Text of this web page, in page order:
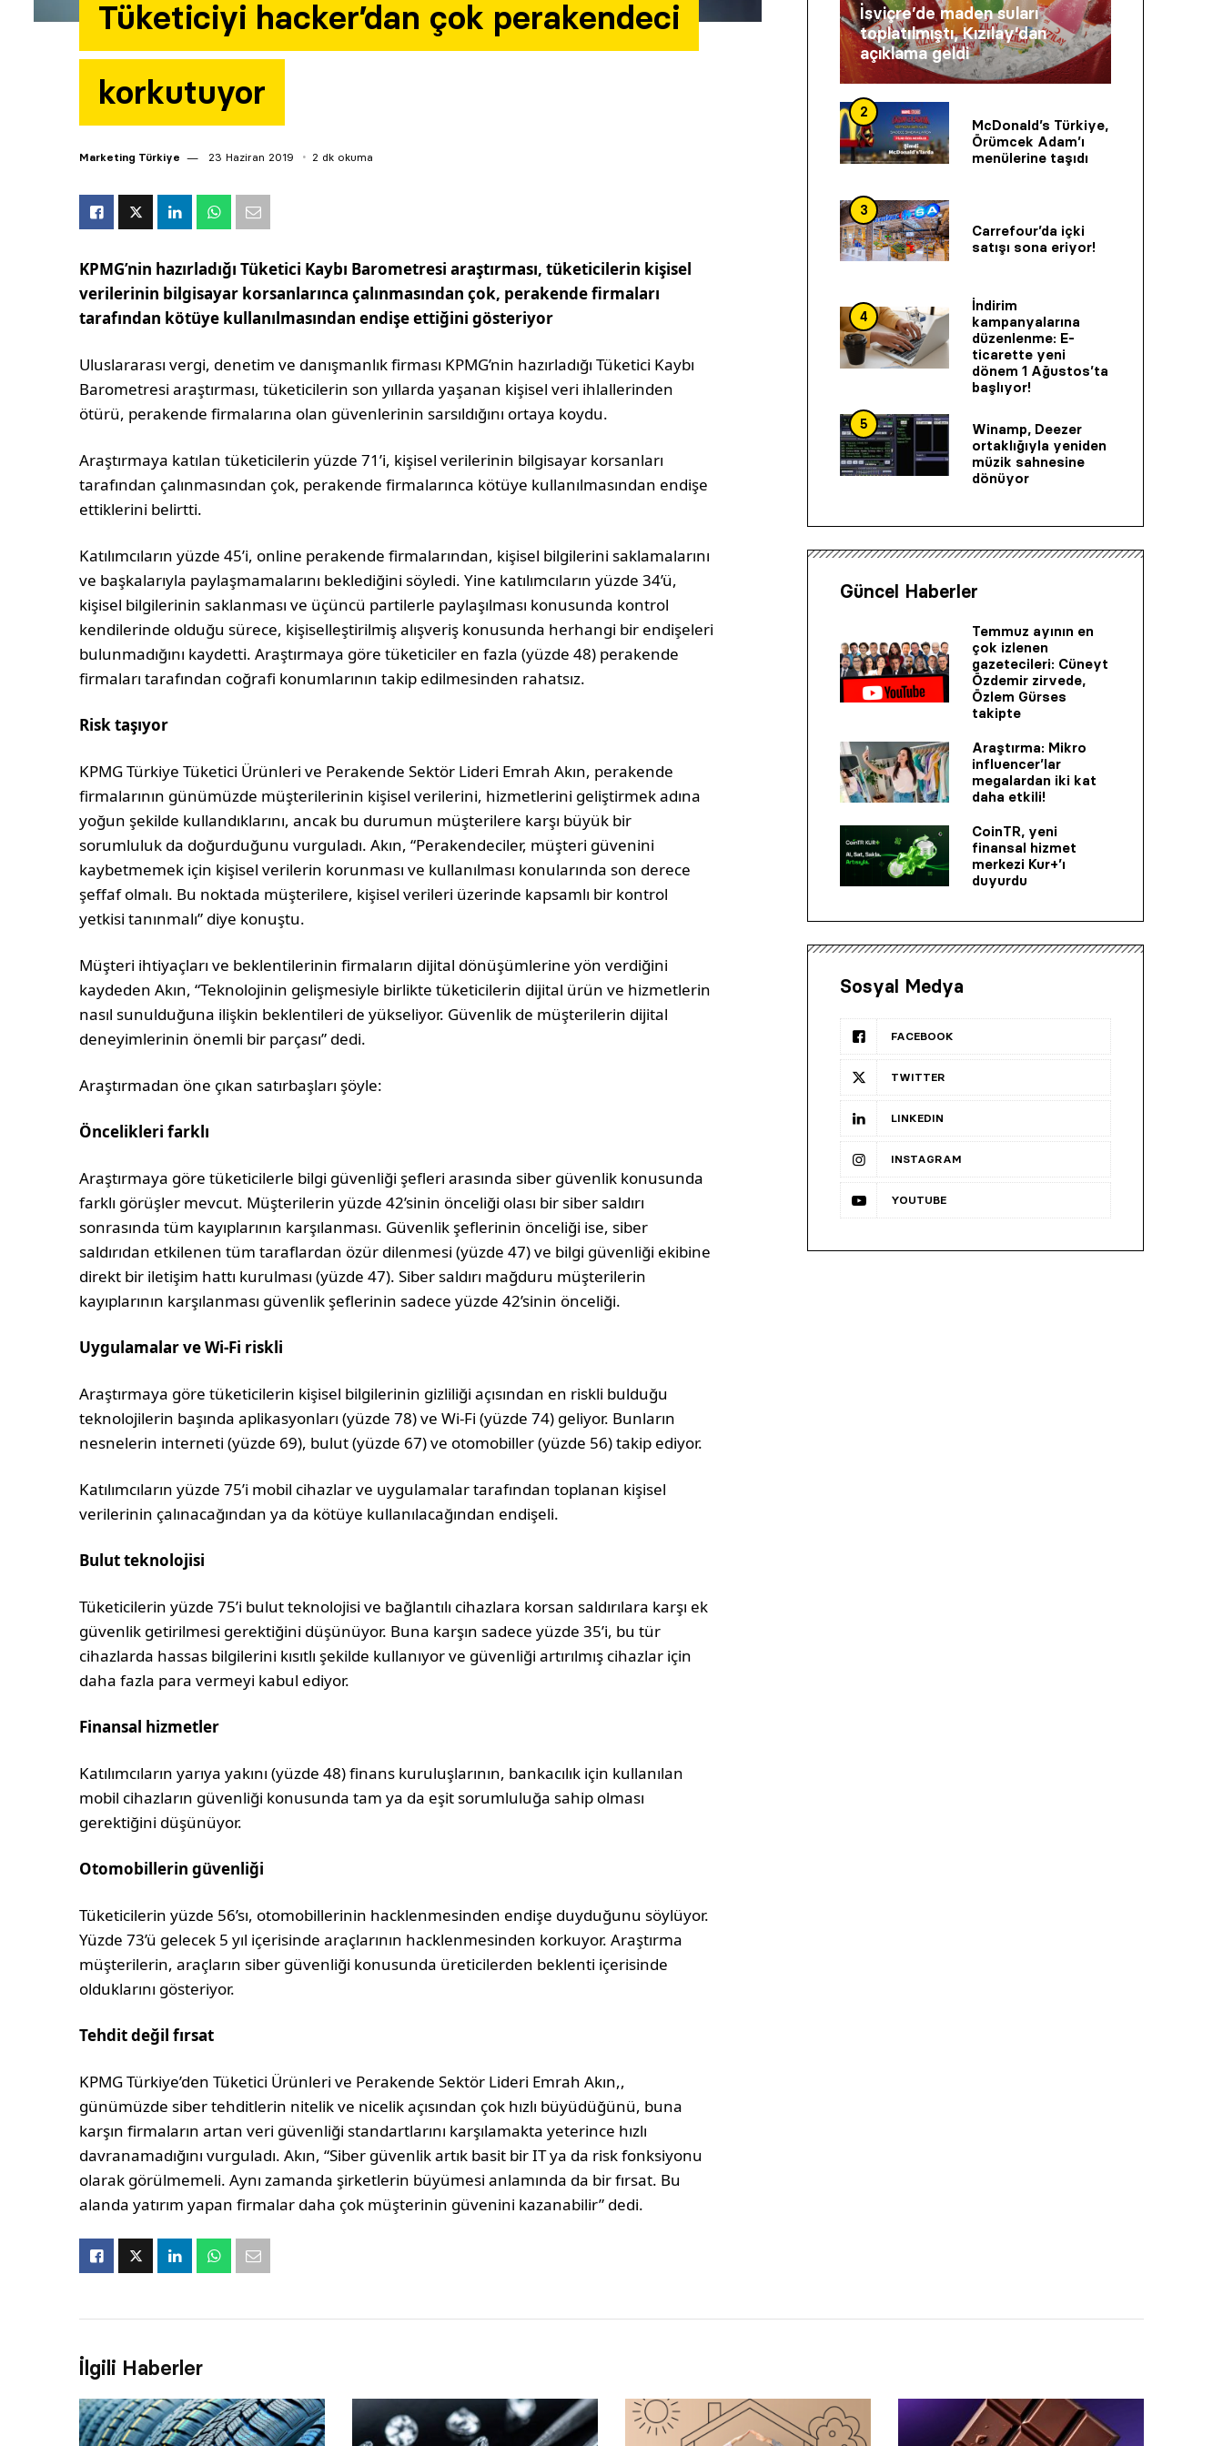
Tüketiciyi hacker’dan çok perakendeci
korkutuyor
Marketing Türkiye 23 Haziran 2019 2 dk okuma
KPMG’nin hazırladığı Tüketici Kaybı Barometresi araştırması, tüketicilerin kişisel
verilerinin bilgisayar korsanlarınca çalınmasından çok, perakende firmaları
tarafından kötüye kullanılmasından endişe ettiğini gösteriyor
Uluslararası vergi, denetim ve danışmanlık firması KPMG’nin hazırladığı Tüketici Kaybı
Barometresi araştırması, tüketicilerin son yıllarda yaşanan kişisel veri ihlallerinden
ötürü, perakende firmalarına olan güvenlerinin sarsıldığını ortaya koydu.
Araştırmaya katılan tüketicilerin yüzde 71’i, kişisel verilerinin bilgisayar korsanları
tarafından çalınmasından çok, perakende firmalarınca kötüye kullanılmasından endişe
ettiklerini belirtti.
Katılımcıların yüzde 45’i, online perakende firmalarından, kişisel bilgilerini saklamalarını
ve başkalarıyla paylaşmamalarını beklediğini söyledi. Yine katılımcıların yüzde 34’ü,
kişisel bilgilerinin saklanması ve üçüncü partilerle paylaşılması konusunda kontrol
kendilerinde olduğu sürece, kişiselleştirilmiş alışveriş konusunda herhangi bir endişeleri
bulunmadığını kaydetti. Araştırmaya göre tüketiciler en fazla (yüzde 48) perakende
firmaları tarafından coğrafi konumlarının takip edilmesinden rahatsız.
Risk taşıyor
KPMG Türkiye Tüketici Ürünleri ve Perakende Sektör Lideri Emrah Akın, perakende
firmalarının günümüzde müşterilerinin kişisel verilerini, hizmetlerini geliştirmek adına
yoğun şekilde kullandıklarını, ancak bu durumun müşterilere karşı büyük bir
sorumluluk da doğurduğunu vurguladı. Akın, “Perakendeciler, müşteri güvenini
kaybetmemek için kişisel verilerin korunması ve kullanılması konularında son derece
şeffaf olmalı. Bu noktada müşterilere, kişisel verileri üzerinde kapsamlı bir kontrol
yetkisi tanınmalı” diye konuştu.
Müşteri ihtiyaçları ve beklentilerinin firmaların dijital dönüşümlerine yön verdiğini
kaydeden Akın, “Teknolojinin gelişmesiyle birlikte tüketicilerin dijital ürün ve hizmetlerin
nasıl sunulduğuna ilişkin beklentileri de yükseliyor. Güvenlik de müşterilerin dijital
deneyimlerinin önemli bir parçası” dedi.
Araştırmadan öne çıkan satırbaşları şöyle:
Öncelikleri farklı
Araştırmaya göre tüketicilerle bilgi güvenliği şefleri arasında siber güvenlik konusunda
farklı görüşler mevcut. Müşterilerin yüzde 42’sinin önceliği olası bir siber saldırı
sonrasında tüm kayıplarının karşılanması. Güvenlik şeflerinin önceliği ise, siber
saldırıdan etkilenen tüm taraflardan özür dilenmesi (yüzde 47) ve bilgi güvenliği ekibine
direkt bir iletişim hattı kurulması (yüzde 47). Siber saldırı mağduru müşterilerin
kayıplarının karşılanması güvenlik şeflerinin sadece yüzde 42’sinin önceliği.
Uygulamalar ve Wi-Fi riskli
Araştırmaya göre tüketicilerin kişisel bilgilerinin gizliliği açısından en riskli bulduğu
teknolojilerin başında aplikasyonları (yüzde 78) ve Wi-Fi (yüzde 74) geliyor. Bunların
nesnelerin interneti (yüzde 69), bulut (yüzde 67) ve otomobiller (yüzde 56) takip ediyor.
Katılımcıların yüzde 75’i mobil cihazlar ve uygulamalar tarafından toplanan kişisel
verilerinin çalınacağından ya da kötüye kullanılacağından endişeli.
Bulut teknolojisi
Tüketicilerin yüzde 75’i bulut teknolojisi ve bağlantılı cihazlara korsan saldırılara karşı ek
güvenlik getirilmesi gerektiğini düşünüyor. Buna karşın sadece yüzde 35’i, bu tür
cihazlarda hassas bilgilerini kısıtlı şekilde kullanıyor ve güvenliği artırılmış cihazlar için
daha fazla para vermeyi kabul ediyor.
Finansal hizmetler
Katılımcıların yarıya yakını (yüzde 48) finans kuruluşlarının, bankacılık için kullanılan
mobil cihazların güvenliği konusunda tam ya da eşit sorumluluğa sahip olması
gerektiğini düşünüyor.
Otomobillerin güvenliği
Tüketicilerin yüzde 56’sı, otomobillerinin hacklenmesinden endişe duyduğunu söylüyor.
Yüzde 73’ü gelecek 5 yıl içerisinde araçlarının hacklenmesinden korkuyor. Araştırma
müşterilerin, araçların siber güvenliği konusunda üreticilerden beklenti içerisinde
olduklarını gösteriyor.
Tehdit değil fırsat
KPMG Türkiye’den Tüketici Ürünleri ve Perakende Sektör Lideri Emrah Akın,,
günümüzde siber tehditlerin nitelik ve nicelik açısından çok hızlı büyüdüğünü, buna
karşın firmaların artan veri güvenliği standartlarını karşılamakta yeterince hızlı
davranamadığını vurguladı. Akın, “Siber güvenlik artık basit bir IT ya da risk fonksiyonu
olarak görülmemeli. Aynı zamanda şirketlerin büyümesi anlamında da bir fırsat. Bu
alanda yatırım yapan firmalar daha çok müşterinin güvenini kazanabilir” dedi.
İsviçre’de maden suları
toplatılmıştı, Kızılay’dan
açıklama geldi
2
McDonald’s Türkiye,
Örümcek Adam’ı
menülerine taşıdı
3
Carrefour’da içki
satışı sona eriyor!
4
İndirim
kampanyalarına
düzenlenme: E-
ticarette yeni
dönem 1 Ağustos’ta
başlıyor!
5
Winamp, Deezer
ortaklığıyla yeniden
müzik sahnesine
dönüyor
Güncel Haberler
Temmuz ayının en
çok izlenen
gazetecileri: Cüneyt
Özdemir zirvede,
Özlem Gürses
takipte
Araştırma: Mikro
influencer’lar
megalardan iki kat
daha etkili!
CoinTR, yeni
finansal hizmet
merkezi Kur+’ı
duyurdu
Sosyal Medya
FACEBOOK
TWITTER
LINKEDIN
INSTAGRAM
YOUTUBE
İlgili Haberler